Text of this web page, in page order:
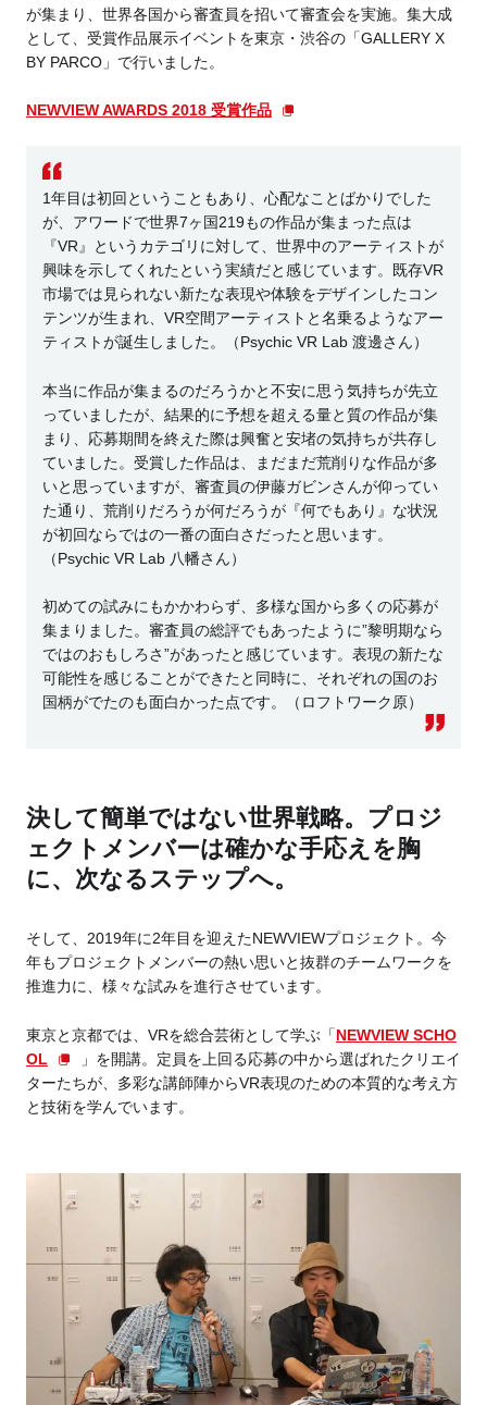
が集まり、世界各国から審査員を招いて審査会を実施。集大成
として、受賞作品展示イベントを東京・渋谷の「GALLERY X
BY PARCO」で行いました。
NEWVIEW AWARDS 2018 受賞作品
1年目は初回ということもあり、心配なことばかりでした
が、アワードで世界7ヶ国219もの作品が集まった点は
『VR』というカテゴリに対して、世界中のアーティストが
興味を示してくれたという実績だと感じています。既存VR
市場では見られない新たな表現や体験をデザインしたコン
テンツが生まれ、VR空間アーティストと名乗るようなアー
ティストが誕生しました。（Psychic VR Lab 渡邊さん）
本当に作品が集まるのだろうかと不安に思う気持ちが先立
っていましたが、結果的に予想を超える量と質の作品が集
まり、応募期間を終えた際は興奮と安堵の気持ちが共存し
ていました。受賞した作品は、まだまだ荒削りな作品が多
いと思っていますが、審査員の伊藤ガビンさんが仰ってい
た通り、荒削りだろうが何だろうが『何でもあり』な状況
が初回ならではの一番の面白さだったと思います。
（Psychic VR Lab 八幡さん）
初めての試みにもかかわらず、多様な国から多くの応募が
集まりました。審査員の総評でもあったように”黎明期なら
ではのおもしろさ”があったと感じています。表現の新たな
可能性を感じることができたと同時に、それぞれの国のお
国柄がでたのも面白かった点です。（ロフトワーク原）
決して簡単ではない世界戦略。プロジ
ェクトメンバーは確かな手応えを胸
に、次なるステップへ。
そして、2019年に2年目を迎えたNEWVIEWプロジェクト。今
年もプロジェクトメンバーの熱い思いと抜群のチームワークを
推進力に、様々な試みを進行させています。
東京と京都では、VRを総合芸術として学ぶ「NEWVIEW SCHO
OL
」を開講。定員を上回る応募の中から選ばれたクリエイ
ターたちが、多彩な講師陣からVR表現のための本質的な考え方
と技術を学んでいます。